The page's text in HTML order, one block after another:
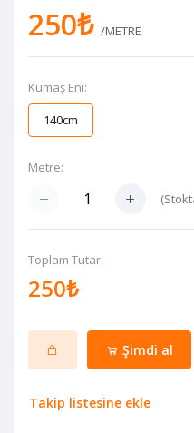
250₺ /METRE
Kumaş Eni:
140cm
Metre:
(
Toplam Tutar:
250₺
Şimdi al
Takip listesine ekle